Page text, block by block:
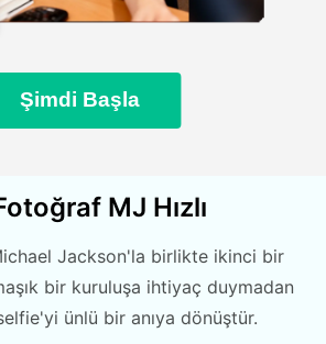
Şimdi Başla
MJ Hızlı
Jackson'la birlikte ikinci bir
bir kuruluşa ihtiyaç duymadan
ünlü bir anıya dönüştür.